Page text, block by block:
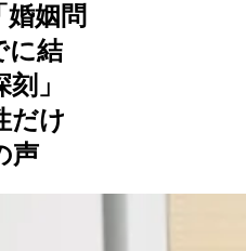
姻問
に結
」
だけ
声